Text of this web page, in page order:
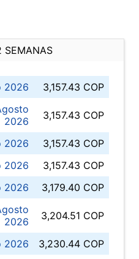
SEMANAS
2026
3,157.43 COP
2026
3,157.43 COP
2026
3,157.43 COP
2026
3,157.43 COP
2026
3,179.40 COP
2026
3,204.51 COP
2026
3,230.44 COP